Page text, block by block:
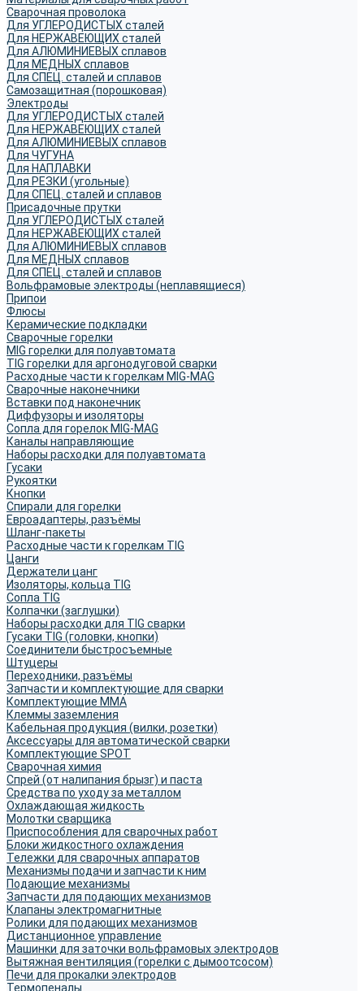
Сварочная проволока
Для УГЛЕРОДИСТЫХ сталей
Для НЕРЖАВЕЮЩИХ сталей
Для АЛЮМИНИЕВЫХ сплавов
Для МЕДНЫХ сплавов
Для СПЕЦ. сталей и сплавов
Самозащитная (порошковая)
Электроды
Для УГЛЕРОДИСТЫХ сталей
Для НЕРЖАВЕЮЩИХ сталей
Для АЛЮМИНИЕВЫХ сплавов
Для ЧУГУНА
Для НАПЛАВКИ
Для РЕЗКИ (угольные)
Для СПЕЦ. сталей и сплавов
Присадочные прутки
Для УГЛЕРОДИСТЫХ сталей
Для НЕРЖАВЕЮЩИХ сталей
Для АЛЮМИНИЕВЫХ сплавов
Для МЕДНЫХ сплавов
Для СПЕЦ. сталей и сплавов
Вольфрамовые электроды (неплавящиеся)
Припои
Флюсы
Керамические подкладки
Сварочные горелки
MIG горелки для полуавтомата
TIG горелки для аргонодуговой сварки
Расходные части к горелкам MIG-MAG
Сварочные наконечники
Вставки под наконечник
Диффузоры и изоляторы
Сопла для горелок MIG-MAG
Каналы направляющие
Наборы расходки для полуавтомата
Гусаки
Рукоятки
Кнопки
Спирали для горелки
Евроадаптеры, разъёмы
Шланг-пакеты
Расходные части к горелкам TIG
Цанги
Держатели цанг
Изоляторы, кольца TIG
Сопла TIG
Колпачки (заглушки)
Наборы расходки для TIG сварки
Гусаки TIG (головки, кнопки)
Соединители быстросъемные
Штуцеры
Переходники, разъёмы
Запчасти и комплектующие для сварки
Комплектующие ММА
Клеммы заземления
Кабельная продукция (вилки, розетки)
Аксессуары для автоматической сварки
Комплектующие SPOT
Сварочная химия
Спрей (от налипания брызг) и паста
Средства по уходу за металлом
Охлаждающая жидкость
Молотки сварщика
Приспособления для сварочных работ
Блоки жидкостного охлаждения
Тележки для сварочных аппаратов
Механизмы подачи и запчасти к ним
Подающие механизмы
Запчасти для подающих механизмов
Клапаны электромагнитные
Ролики для подающих механизмов
Дистанционное управление
Машинки для заточки вольфрамовых электродов
Вытяжная вентиляция (горелки с дымоотсосом)
Печи для прокалки электродов
Термопеналы